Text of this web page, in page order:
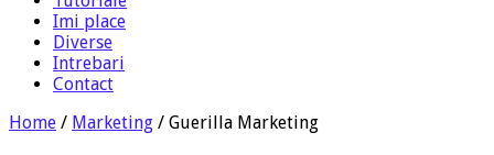
Imi place
Diverse
Intrebari
Contact
Home / Marketing / Guerilla Marketing